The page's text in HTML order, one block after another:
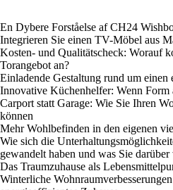
En Dybere Forståelse af CH24
Integrieren Sie einen TV-Möbel aus
Kosten- und Qualitätscheck: Worauf
Torangebot an?
Einladende Gestaltung rund um einen
Innovative Küchenhelfer: Wenn
Carport statt Garage: Wie Sie Ihren
können
Mehr Wohlbefinden in den eigenen
Wie sich die
gewandelt haben und was Sie darüber
Das Traumzuhause als
Winterliche